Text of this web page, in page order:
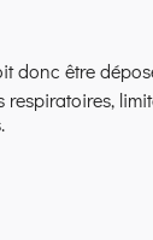
donc être